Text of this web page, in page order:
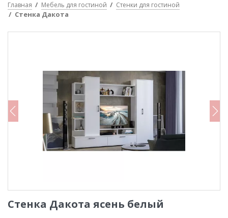
Главная Мебель для гостиной Стенки для гостиной
Стенка Дакота
Стенка Дакота ясень белый